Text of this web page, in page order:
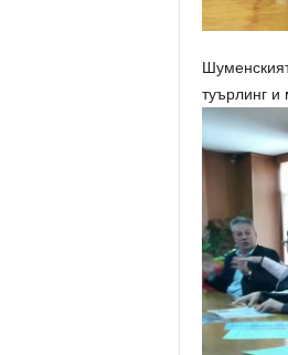
туърлинг и